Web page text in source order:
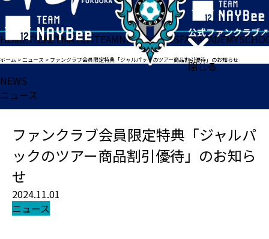
閉じる
HOMETICKETMATCHTEAMNEWSGOODSFANACADEMY
ホーム >ニュース > ファンクラブ会員限定特典「ジャルパックのツアー商品割引優待」のお知らせ
NEWS
ニュース
ファンクラブ会員限定特典「ジャルパ
ックのツアー商品割引優待」のお知ら
せ
2024.11.01
ニュース